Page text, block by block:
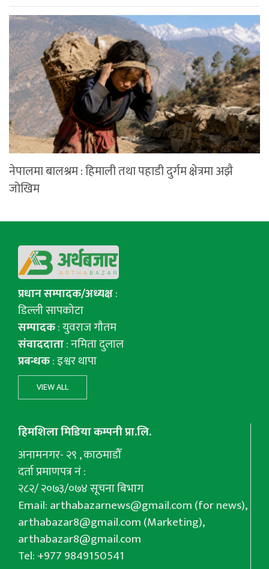
नेपालमा बालश्रम : हिमाली तथा पहाडी दुर्गम क्षेत्रमा अझै
जोखिम
प्रधान सम्पादक/अध्यक्ष:
डिल्ली सापकोटा
सम्पादक: युवराज गाैतम
संवाददाता: नमिता दुलाल
प्रबन्धक: इश्वर थापा
VIEW ALL
हिमशिला मिडिया कम्पनी प्रा.लि.
अनामनगर- २९ , काठमाडौँ
दर्ता प्रमाणपत्र नं :
२८२/ २०७३/०७४ सूचना बिभाग
Email:arthabazarnews@gmail.com(for news),
arthabazar8@gmail.com(Marketing),
arthabazar8@gmail.com
Tel: +977 9849150541